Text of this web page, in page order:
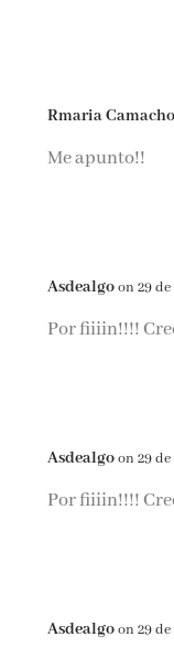
Rmaria Camacho
Me apunto!!
Asdealgoon 29
Por fiiiin!!!!
Asdealgoon 29
Por fiiiin!!!!
Asdealgoon 29